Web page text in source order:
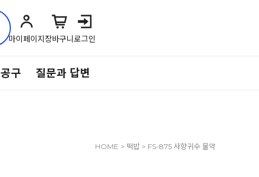
마이페이지장바구니로그인
공구 질문과 답변
HOME > 떡밥 > FS-875 사향귀수 물약